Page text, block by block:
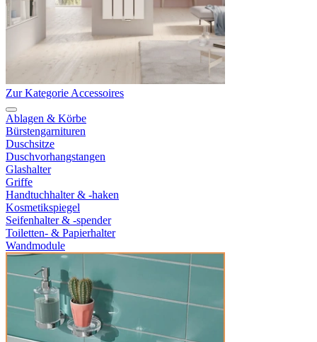
Zur Kategorie Accessoires
Ablagen & Körbe
Bürstengarnituren
Duschsitze
Duschvorhangstangen
Glashalter
Griffe
Handtuchhalter & -haken
Kosmetikspiegel
Seifenhalter & -spender
Toiletten- & Papierhalter
Wandmodule